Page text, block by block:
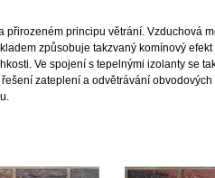
přirozeném principu větrání. Vzduchová
způsobuje takzvaný komínový
Ve spojení s tepelnými izolanty se
zateplení a odvětrávání